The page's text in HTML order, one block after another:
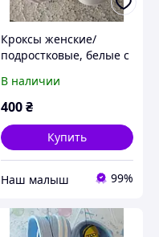
Кроксы женские/
подростковые, белые с
(Даго),36-41 размеры.
В наличии
400₴
Купить
‏Наш малыш 99%